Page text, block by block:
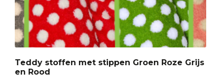
Teddy stoffen met stippen Groen Roze Grijs
en Rood
heeft
meerdere
variaties.
Deze
kan
gekozen